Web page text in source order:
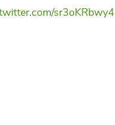
sr3oKRbwy4